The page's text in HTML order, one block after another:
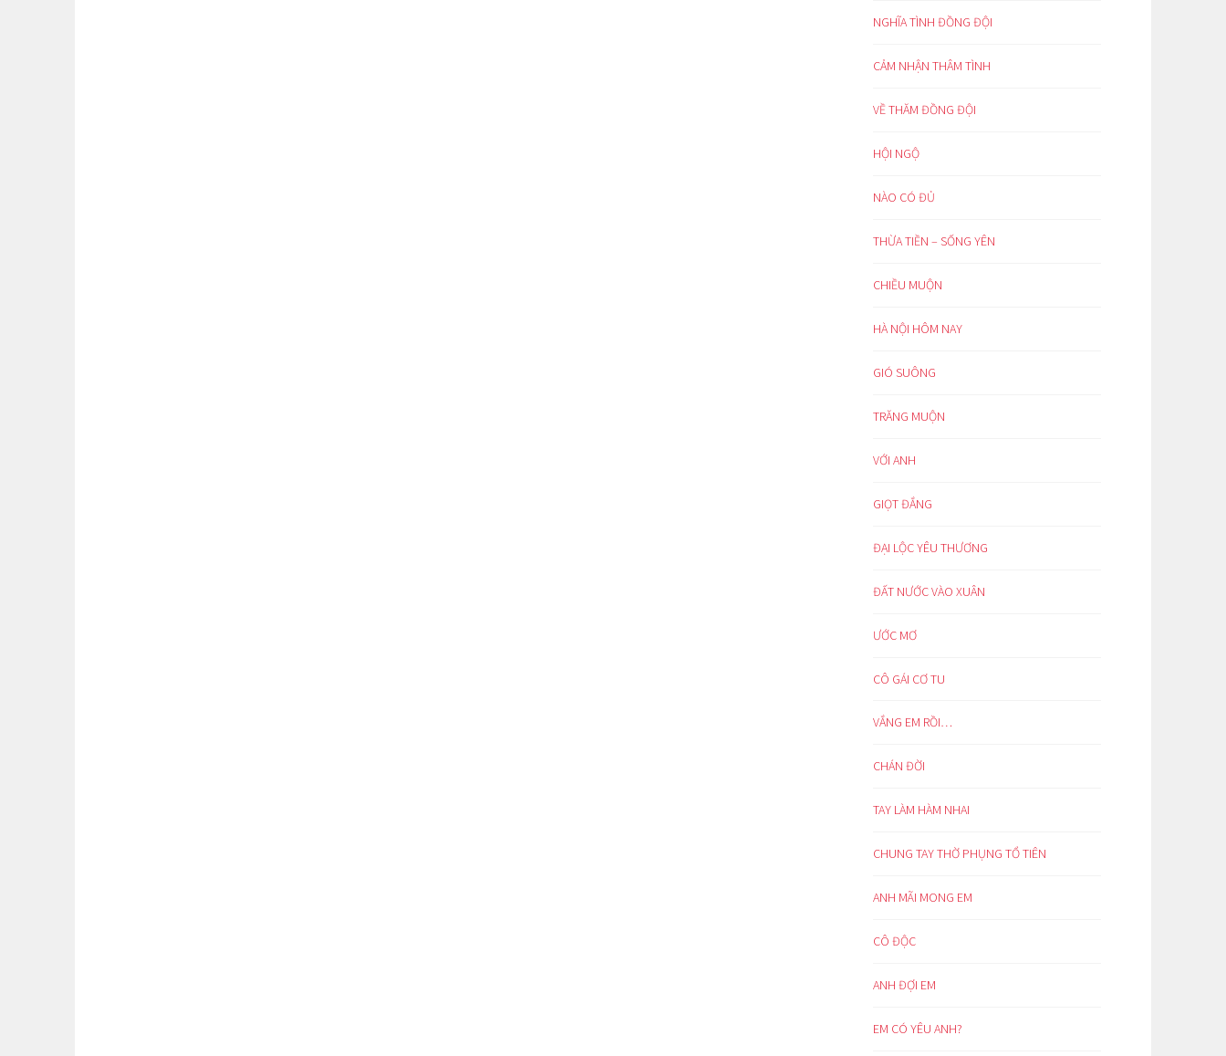
NGHĨA TÌNH ĐỒNG ĐỘI
CẢM NHẬN THÂM TÌNH
VỀ THĂM ĐỒNG ĐỘI
HỘI NGỘ
NÀO CÓ ĐỦ
THỪA TIỀN – SỐNG YÊN
CHIỀU MUỘN
HÀ NỘI HÔM NAY
GIÓ SUÔNG
TRĂNG MUỘN
VỚI ANH
GIỌT ĐẮNG
ĐẠI LỘC YÊU THƯƠNG
ĐẤT NƯỚC VÀO XUÂN
ƯỚC MƠ
CÔ GÁI CƠ TU
VẮNG EM RỒI…
CHÁN ĐỜI
TAY LÀM HÀM NHAI
CHUNG TAY THỜ PHỤNG TỔ TIÊN
ANH MÃI MONG EM
CÔ ĐỘC
ANH ĐỢI EM
EM CÓ YÊU ANH?